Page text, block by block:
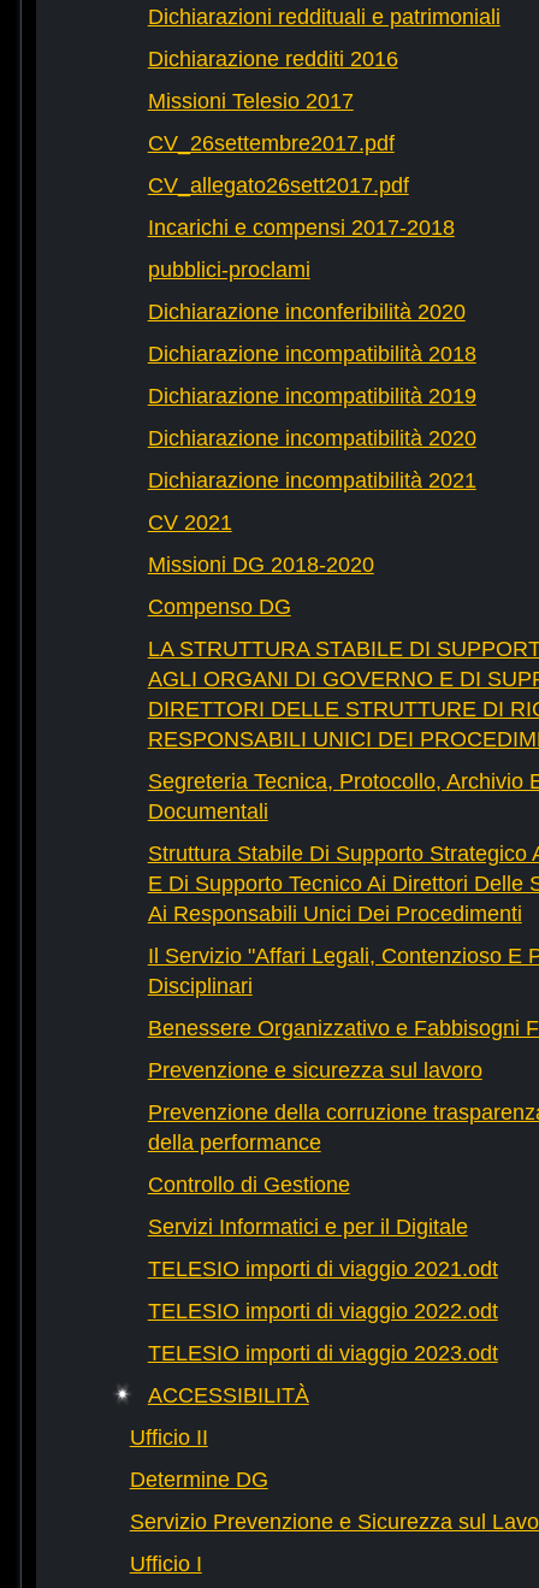
Dichiarazioni reddituali e patrimoniali
Dichiarazione redditi 2016
Missioni Telesio 2017
CV_26settembre2017.pdf
CV_allegato26sett2017.pdf
Incarichi e compensi 2017-2018
pubblici-proclami
Dichiarazione inconferibilità 2020
Dichiarazione incompatibilità 2018
Dichiarazione incompatibilità 2019
Dichiarazione incompatibilità 2020
Dichiarazione incompatibilità 2021
CV 2021
Missioni DG 2018-2020
Compenso DG
LA STRUTTURA STABILE DI
AGLI ORGANI DI GOVERNO E DI
DIRETTORI DELLE STRUTTURE DI
RESPONSABILI UNICI DEI
Segreteria Tecnica, Protocollo, Archivio
Documentali
Struttura Stabile Di Supporto Strategico
E Di Supporto Tecnico Ai Direttori Delle
Ai Responsabili Unici Dei Procedimenti
Il Servizio "Affari Legali, Contenzioso E
Disciplinari
Benessere Organizzativo e Fabbisogni
Prevenzione e sicurezza sul lavoro
Prevenzione della corruzione
della performance
Controllo di Gestione
Servizi Informatici e per il Digitale
TELESIO importi di viaggio 2021.odt
TELESIO importi di viaggio 2022.odt
TELESIO importi di viaggio 2023.odt
ACCESSIBILITÀ
Ufficio II
Determine DG
Servizio Prevenzione e Sicurezza sul
Ufficio I